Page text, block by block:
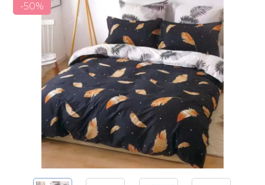
-50%